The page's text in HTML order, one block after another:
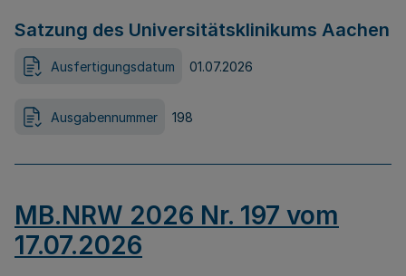
Satzung des Universitätsklinikums Aachen
Ausfertigungsdatum 01.07.2026
Ausgabennummer 198
MB.NRW 2026 Nr. 197 vom
17.07.2026